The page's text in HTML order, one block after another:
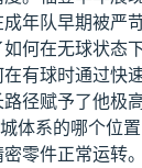
年队早期被严
何在无球状态
有球时通过快
径赋予了他极
体系的哪个位
零件正常运转。